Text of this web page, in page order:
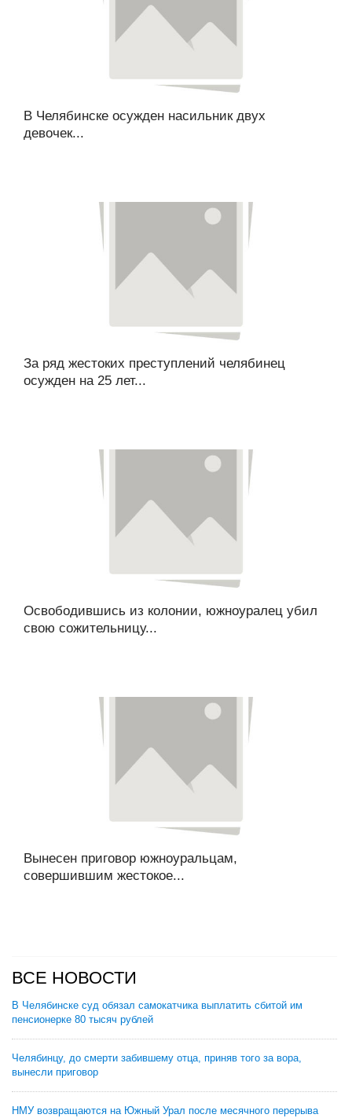
В Челябинске осужден насильник двух
девочек...
За ряд жестоких преступлений челябинец
осужден на 25 лет...
Освободившись из колонии, южноуралец убил
свою сожительницу...
Вынесен приговор южноуральцам,
совершившим жестокое...
ВСЕ НОВОСТИ
В Челябинске суд обязал самокатчика выплатить сбитой им
пенсионерке 80 тысяч рублей
Челябинцу, до смерти забившему отца, приняв того за вора,
вынесли приговор
НМУ возвращаются на Южный Урал после месячного перерыва